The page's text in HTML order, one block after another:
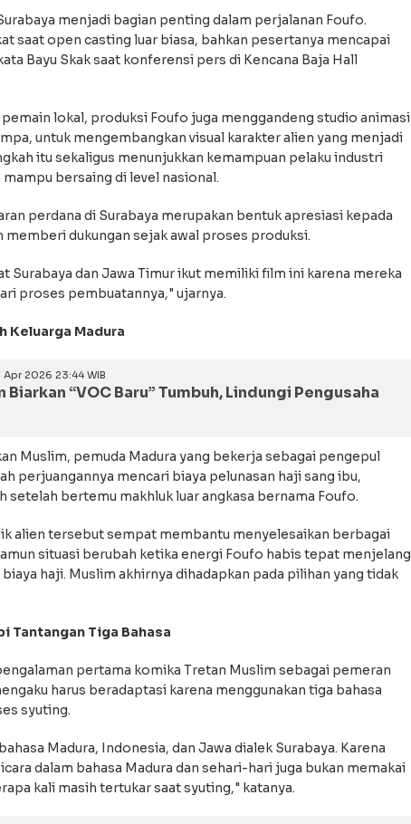
menjadi bagian penting dalam perjalanan Foufo.
saat open casting luar biasa, bahkan pesertanya mencapai
Bayu Skak saat konferensi pers di Kencana Baja Hall
lokal, produksi Foufo juga menggandeng studio animasi
untuk mengembangkan visual karakter alien yang menjadi
itu sekaligus menunjukkan kemampuan pelaku industri
bersaing di level nasional.
perdana di Surabaya merupakan bentuk apresiasi kepada
memberi dukungan sejak awal proses produksi.
Surabaya dan Jawa Timur ikut memiliki film ini karena mereka
proses pembuatannya," ujarnya.
Keluarga Madura
2026 23:44 WIB
Biarkan “VOC Baru” Tumbuh, Lindungi Pengusaha
Muslim, pemuda Madura yang bekerja sebagai pengepul
perjuangannya mencari biaya pelunasan haji sang ibu,
setelah bertemu makhluk luar angkasa bernama Foufo.
alien tersebut sempat membantu menyelesaikan berbagai
situasi berubah ketika energi Foufo habis tepat menjelang
haji. Muslim akhirnya dihadapkan pada pilihan yang tidak
Tantangan Tiga Bahasa
pertama komika Tretan Muslim sebagai pemeran
harus beradaptasi karena menggunakan tiga bahasa
syuting.
Madura, Indonesia, dan Jawa dialek Surabaya. Karena
dalam bahasa Madura dan sehari-hari juga bukan memakai
kali masih tertukar saat syuting," katanya.